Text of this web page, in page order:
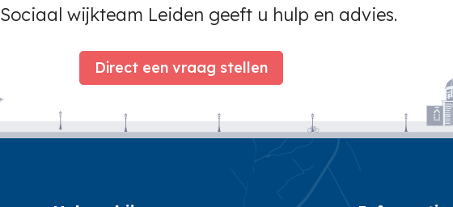
wijkteam Leiden geeft u hulp en advies.
Direct een vraag stellen